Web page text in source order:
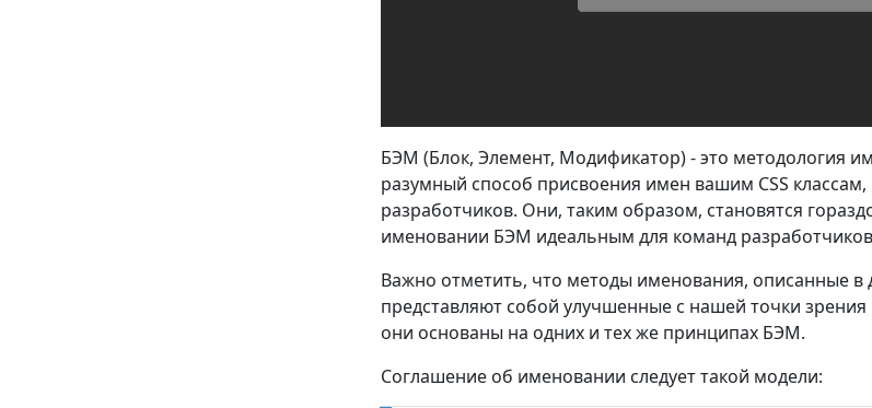
БЭМ (Блок, Элемент, Модификатор) - это методология
разумный способ присвоения имен вашим CSS
разработчиков. Они, таким образом, становятся
именовании БЭМ идеальным для команд
Важно отметить, что методы именования, описанные
представляют собой улучшенные с нашей точки
они основаны на одних и тех же принципах БЭМ.
Соглашение об именовании следует такой модели: